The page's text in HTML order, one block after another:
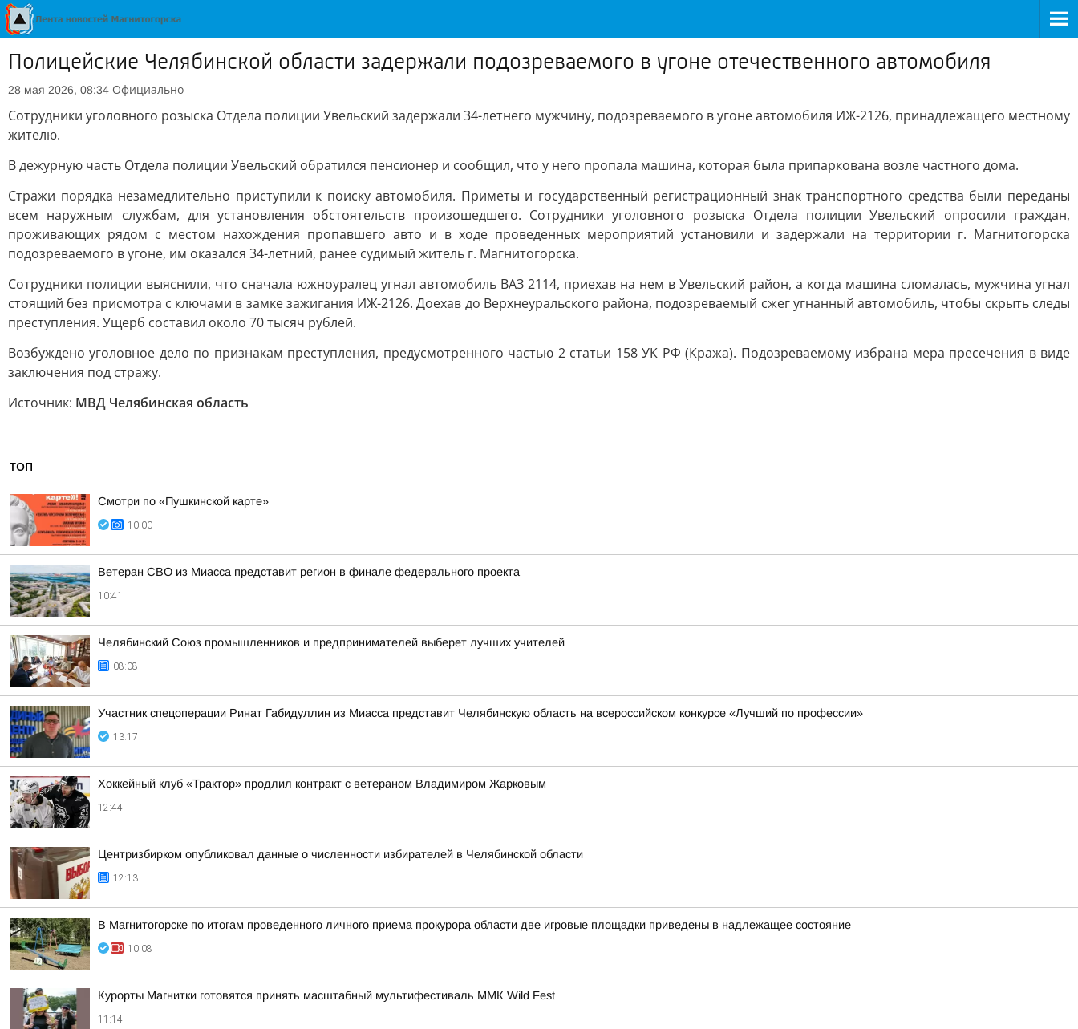
Полицейские Челябинской области задержали подозреваемого в угоне отечественного автомобиля
28 мая 2026, 08:34 Официально
Сотрудники уголовного розыска Отдела полиции Увельский задержали 34-летнего мужчину, подозреваемого в угоне автомобиля ИЖ-2126, принадлежащего местному
жителю.
В дежурную часть Отдела полиции Увельский обратился пенсионер и сообщил, что у него пропала машина, которая была припаркована возле частного дома.
Стражи порядка незамедлительно приступили к поиску автомобиля. Приметы и государственный регистрационный знак транспортного средства были переданы
всем наружным службам, для установления обстоятельств произошедшего. Сотрудники уголовного розыска Отдела полиции Увельский опросили граждан,
проживающих рядом с местом нахождения пропавшего авто и в ходе проведенных мероприятий установили и задержали на территории г. Магнитогорска
подозреваемого в угоне, им оказался 34-летний, ранее судимый житель г. Магнитогорска.
Сотрудники полиции выяснили, что сначала южноуралец угнал автомобиль ВАЗ 2114, приехав на нем в Увельский район, а когда машина сломалась, мужчина угнал
стоящий без присмотра с ключами в замке зажигания ИЖ-2126. Доехав до Верхнеуральского района, подозреваемый сжег угнанный автомобиль, чтобы скрыть следы
преступления. Ущерб составил около 70 тысяч рублей.
Возбуждено уголовное дело по признакам преступления, предусмотренного частью 2 статьи 158 УК РФ (Кража). Подозреваемому избрана мера пресечения в виде
заключения под стражу.
Источник: МВД Челябинская область
ТОП
Смотри по «Пушкинской карте»
10:00
Ветеран СВО из Миасса представит регион в финале федерального проекта
10:41
Челябинский Союз промышленников и предпринимателей выберет лучших учителей
08:08
Участник спецоперации Ринат Габидуллин из Миасса представит Челябинскую область на всероссийском конкурсе «Лучший по профессии»
13:17
Хоккейный клуб «Трактор» продлил контракт с ветераном Владимиром Жарковым
12:44
Центризбирком опубликовал данные о численности избирателей в Челябинской области
12:13
В Магнитогорске по итогам проведенного личного приема прокурора области две игровые площадки приведены в надлежащее состояние
10:08
Курорты Магнитки готовятся принять масштабный мультифестиваль ММК Wild Fest
11:14